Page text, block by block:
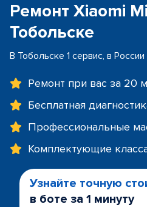
Ремонт Xiaomi
Тобольске
В Тобольске 1 сервис, в
Ремонт при вас за 20
Бесплатная
Профессиональные
Комплектующие
Узнайте точную
в боте за 1 минуту